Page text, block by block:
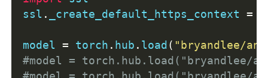
ssl . _create_default_https_context =
model = torch . hub . load ( "bryandlee/
#model = torch.hub.load("bryandlee/